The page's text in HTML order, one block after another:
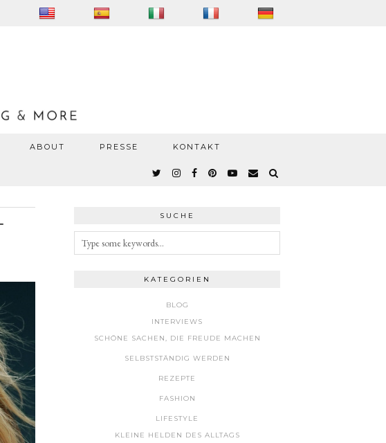
ABOUT PRESSE KONTAKT
SUCHE
KATEGORIEN
BLOG
INTERVIEWS
SCHÖNE SACHEN, DIE FREUDE MACHEN
SELBSTSTÄNDIG WERDEN
REZEPTE
FASHION
LIFESTYLE
KLEINE HELDEN DES ALLTAGS